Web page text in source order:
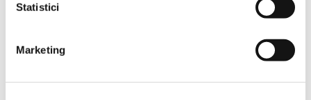
Statistici
Marketing
Thierry Wolton, Lumea noastră orwelliană